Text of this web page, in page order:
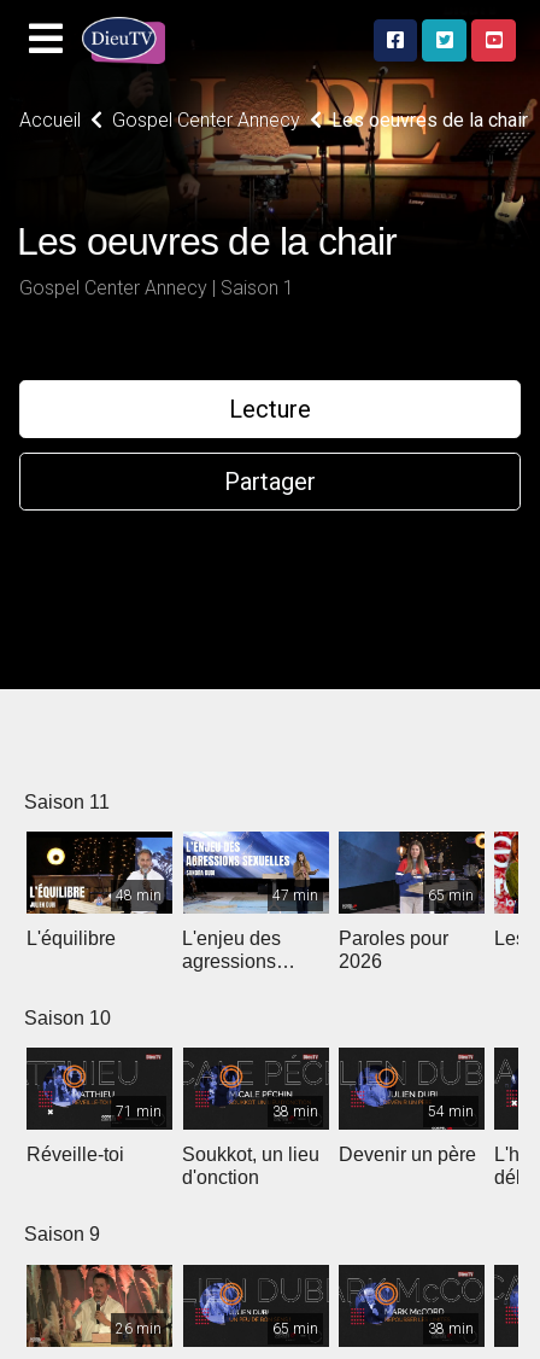
Accueil Gospel Center Annecy Les oeuvres de la chair
Les oeuvres de la chair
Gospel Center Annecy | Saison 1
Lecture
Partager
Saison 11
48 min
L'équilibre
47 min
L'enjeu des
agressions
65 min
Paroles pour
2026
Les
Saison 10
71 min
Réveille-toi
38 min
Soukkot, un lieu
d'onction
54 min
Devenir un père
Saison 9
26 min 65 min 38 min